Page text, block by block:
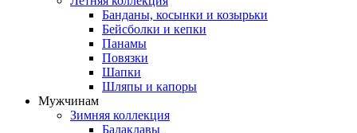
Банданы, косынки и козырьки
Бейсболки и кепки
Панамы
Повязки
Шапки
Шляпы и капоры
Мужчинам
Зимняя коллекция
Балаклавы